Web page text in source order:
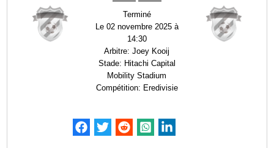
Terminé
Le 02 novembre 2025 à
14:30
Arbitre:Joey Kooij
Stade: Hitachi Capital
Mobility Stadium
Compétition: Eredivisie